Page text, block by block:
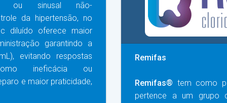
ou sinusal não-
da hipertensão, no
diluído oferece maior
garantindo a
evitando respostas
ineficácia ou
e maior praticidade,
Remifas
Remifas® tem como
pertence a um grupo